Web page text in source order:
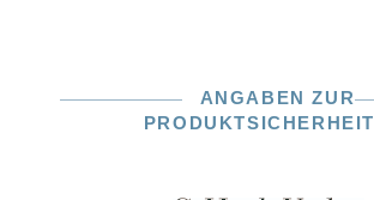
ANGABEN ZUR
PRODUKTSICHERHEIT